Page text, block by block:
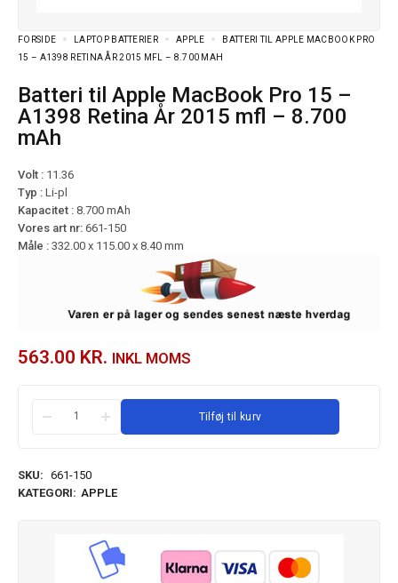
FORSIDE LAPTOP BATTERIER APPLE
BATTERI TIL APPLE MACBOOK PRO
15 – A1398 RETINA ÅR 2015 MFL – 8.700 MAH
Batteri til Apple MacBook Pro 15 –
A1398 Retina År 2015 mfl – 8.700
mAh
Volt : 11.36
Typ : Li-pl
Kapacitet : 8.700 mAh
Vores art nr: 661-150
Måle : 332.00 x 115.00 x 8.40 mm
563.00 KR. INKL MOMS
Tilføj til kurv
SKU: 661-150
KATEGORI: APPLE